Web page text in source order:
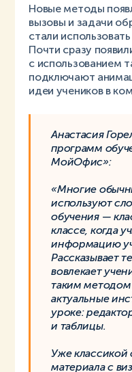
Новые методы
вызовы и задачи
стали
Почти сразу
с использованием
подключают
идеи учеников в
Анастасия
программ
МойОфис»:
«Многие
используют
обучения —
классе, когда
информацию
Рассказывает
вовлекает
таким методом
актуальные
уроке:
и таблицы.
Уже классикой
материала с